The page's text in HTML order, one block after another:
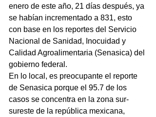
enero de este año, 21 días después, ya
se habían incrementado a 831, esto
con base en los reportes del Servicio
Nacional de Sanidad, Inocuidad y
Calidad Agroalimentaria (Senasica) del
gobierno federal.
En lo local, es preocupante el reporte
de Senasica porque el 95.7 de los
casos se concentra en la zona sur-
sureste de la república mexicana,